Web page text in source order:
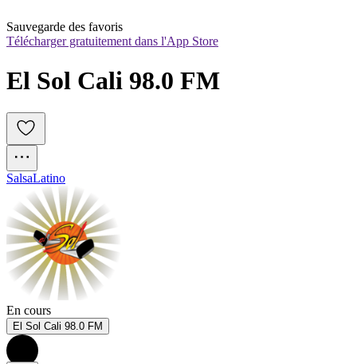
Sauvegarde des favoris
Télécharger gratuitement dans l'App Store
El Sol Cali 98.0 FM
SalsaLatino
En cours
El Sol Cali 98.0 FM